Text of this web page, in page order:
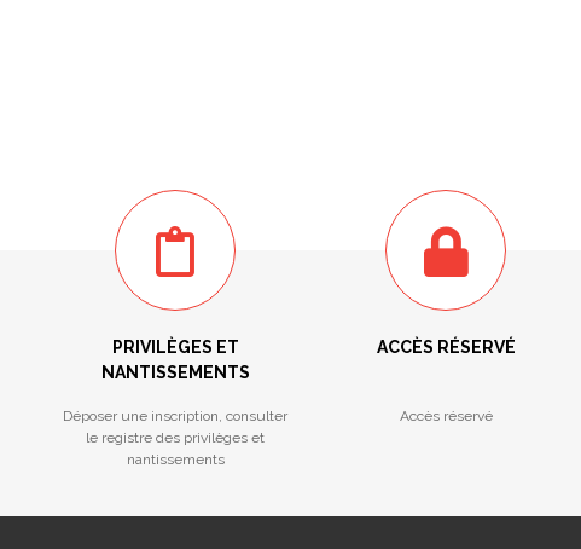
PRIVILÈGES ET
NANTISSEMENTS
Déposer une inscription, consulter
le registre des privilèges et
nantissements
ACCÈS RÉSERVÉ
Accès réservé